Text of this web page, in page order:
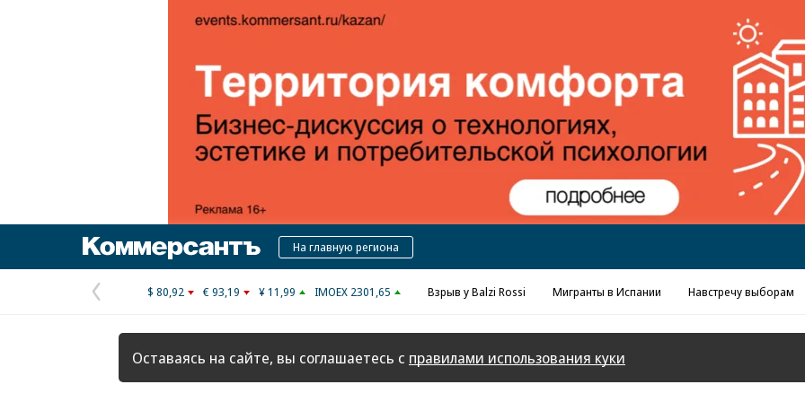
Реклама в «Ъ» www.kommersant.ru/ad
КоммерсантъНа главную региона
Предыдущая
страница
$ 80,92 € 93,19 ¥ 11,99 IMOEX 2301,65 Взрыв у Balzi Rossi Мигранты в Испании Навстречу выборам
Оставаясь на сайте, вы соглашаетесь с правилами использования куки